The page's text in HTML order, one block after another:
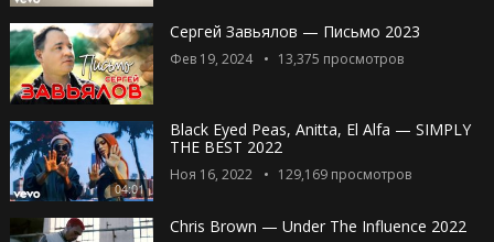
Сергей Завьялов — Письмо 2023
Фев 19, 2024 13,375 просмотров
04:01
Black Eyed Peas, Anitta, El Alfa — SIMPLY
THE BEST 2022
Ноя 16, 2022 129,169просмотров
Chris Brown — Under The Influence 2022